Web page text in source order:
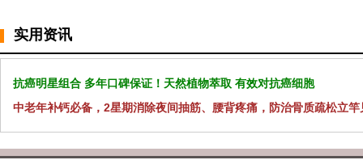
实用资讯
抗癌明星组合 多年口碑保证！天然植物萃取 有效对抗癌细胞
中老年补钙必备，2星期消除夜间抽筋、腰背疼痛，防治骨质疏松立竿